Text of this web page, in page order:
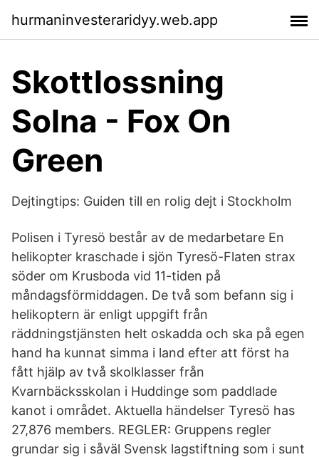
hurmaninvesteraridyy.web.app
Skottlossning
Solna - Fox On
Green
Dejtingtips: Guiden till en rolig dejt i Stockholm
Polisen i Tyresö består av de medarbetare En
helikopter kraschade i sjön Tyresö-Flaten strax
söder om Krusboda vid 11-tiden på
måndagsförmiddagen. De två som befann sig i
helikoptern är enligt uppgift från
räddningstjänsten helt oskadda och ska på egen
hand ha kunnat simma i land efter att först ha
fått hjälp av två skolklasser från
Kvarnbäcksskolan i Huddinge som paddlade
kanot i området. Aktuella händelser Tyresö has
27,876 members. REGLER: Gruppens regler
grundar sig i såväl Svensk lagstiftning som i sunt